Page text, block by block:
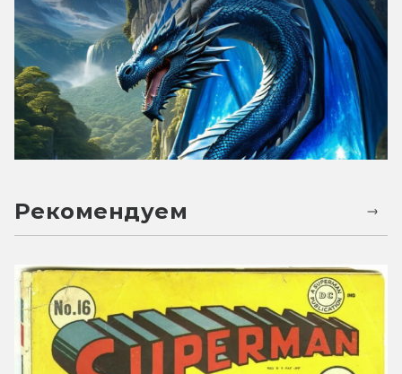
Рекомендуем